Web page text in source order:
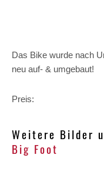
Das Bike wurde nach
neu auf- & umgebaut!
Preis:
Weitere Bilder
Big Foot